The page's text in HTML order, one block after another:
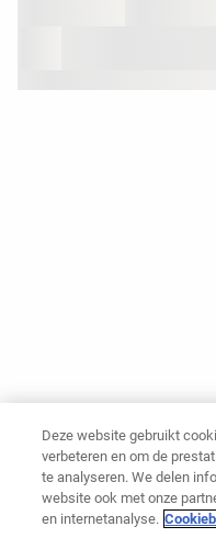
Deze website gebruikt
verbeteren en om de
te analyseren. We delen
website ook met onze
en internetanalyse.